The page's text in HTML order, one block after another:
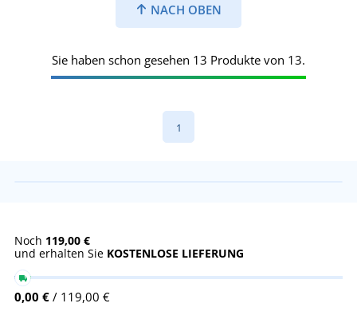
NACH OBEN
Sie haben schon gesehen 13 Produkte von 13.
1
Noch 119,00 €
und erhalten Sie KOSTENLOSE LIEFERUNG
0,00 € / 119,00 €